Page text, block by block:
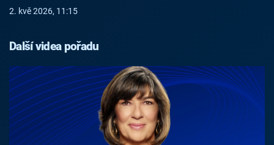
2. kvě 2026, 11:15
Další videa pořadu